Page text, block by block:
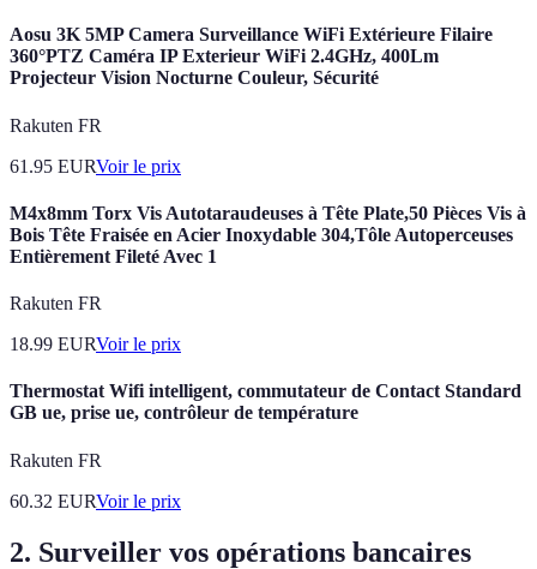
Aosu 3K 5MP Camera Surveillance WiFi Extérieure Filaire
360°PTZ Caméra IP Exterieur WiFi 2.4GHz, 400Lm
Projecteur Vision Nocturne Couleur, Sécurité
Rakuten FR
61.95 EURVoir le prix
M4x8mm Torx Vis Autotaraudeuses à Tête Plate,50 Pièces Vis à
Bois Tête Fraisée en Acier Inoxydable 304,Tôle Autoperceuses
Entièrement Fileté Avec 1
Rakuten FR
18.99 EURVoir le prix
Thermostat Wifi intelligent, commutateur de Contact Standard
GB ue, prise ue, contrôleur de température
Rakuten FR
60.32 EURVoir le prix
2. Surveiller vos opérations bancaires